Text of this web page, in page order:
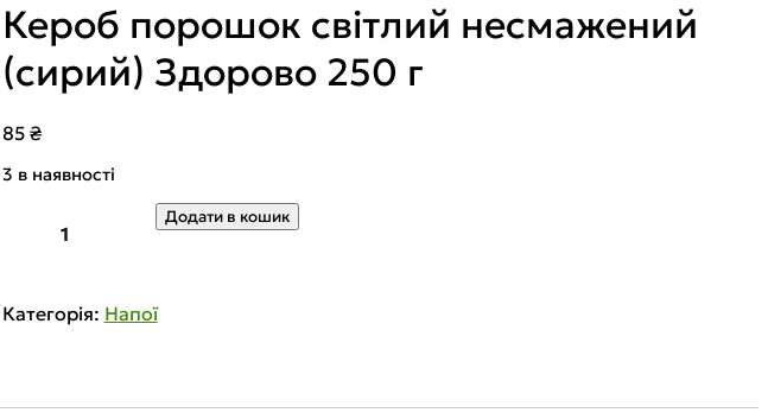
Кероб порошок світлий несмажений
(сирий) Здорово 250 г
85 ₴
3 в наявності
порошок
(сирий)
кількість
Додати в кошик
Категорія: Напої